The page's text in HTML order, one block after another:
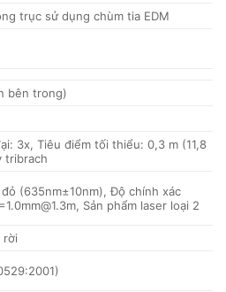
trục sử dụng chùm tia EDM
bên trong)
3x, Tiêu điểm tối thiểu: 0,3 m (11,8
tribrach
(635nm±10nm), Độ chính xác
Sản phẩm laser loại 2
rời